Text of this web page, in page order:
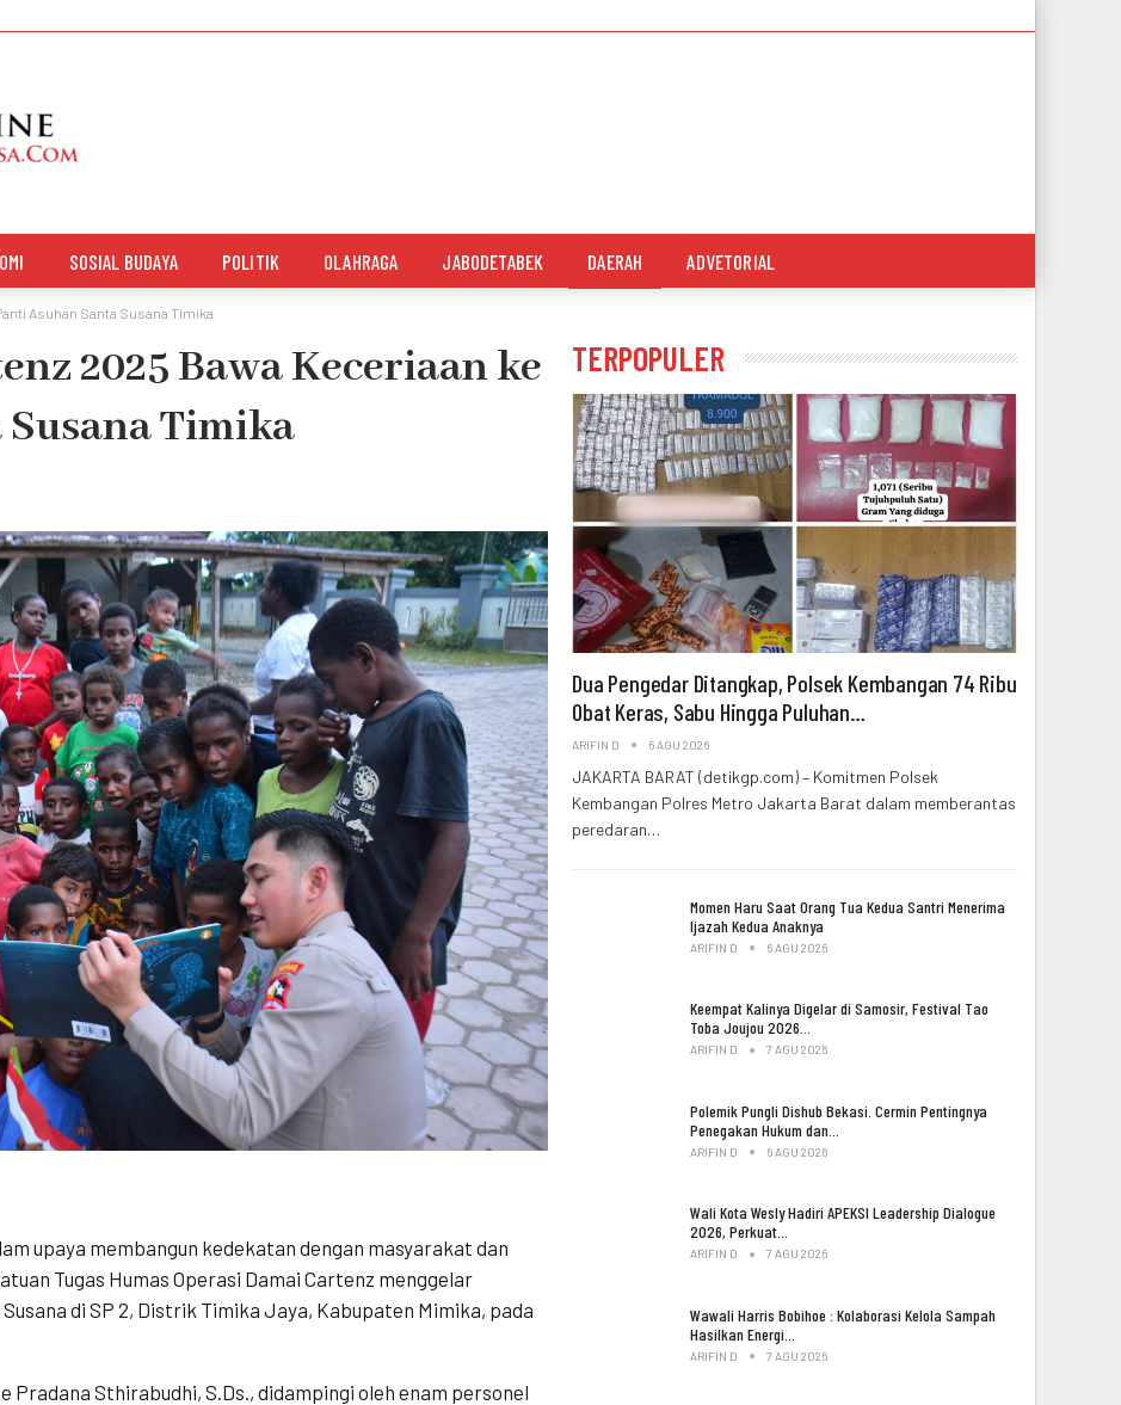
SOSIAL BUDAYA POLITIK OLAHRAGA JABODETABEK DAERAH ADVETORIAL
Asuhan Santa Susana Timika
2025 Bawa Keceriaan ke
Timika
upaya membangun kedekatan dengan masyarakat dan
Tugas Humas Operasi Damai Cartenz menggelar
di SP 2, Distrik Timika Jaya, Kabupaten Mimika, pada
Pradana Sthirabudhi, S.Ds., didampingi oleh enam personel
TERPOPULER
Dua Pengedar Ditangkap, Polsek Kembangan 74 Ribu
Obat Keras, Sabu Hingga Puluhan…
ARIFIN D 6 AGU 2026
JAKARTA BARAT (detikgp.com) – Komitmen Polsek
Kembangan Polres Metro Jakarta Barat dalam memberantas
peredaran…
Momen Haru Saat Orang Tua Kedua Santri Menerima
Ijazah Kedua Anaknya
ARIFIN D 6 AGU 2026
Keempat Kalinya Digelar di Samosir, Festival Tao
Toba Joujou 2026…
ARIFIN D 7 AGU 2026
Polemik Pungli Dishub Bekasi. Cermin Pentingnya
Penegakan Hukum dan…
ARIFIN D 6 AGU 2026
Wali Kota Wesly Hadiri APEKSI Leadership Dialogue
2026, Perkuat…
ARIFIN D 7 AGU 2026
Wawali Harris Bobihoe : Kolaborasi Kelola Sampah
Hasilkan Energi…
ARIFIN D 7 AGU 2026